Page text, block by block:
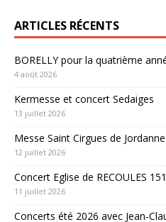
ARTICLES RÉCENTS
BORELLY pour la quatrième
4 août 2026
Kermesse et concert Sedaiges
13 juillet 2026
Messe Saint Cirgues de Jordanne
12 juillet 2026
Concert Eglise de RECOULES
11 juillet 2026
Concerts été 2026 avec Jean-